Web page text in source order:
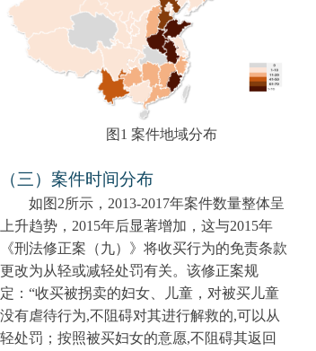
图 1 案件地域分布
（三）案件时间分布
如图 2所示，2013-2017年案件数量整体呈
上升趋势，2015年后显著增加，这与2015年
《刑法修正案（九）》将收买行为的免责条款
更改为从轻或减轻处罚有关。该修正案规
定：“收买被拐卖的妇女、儿童 ， 对被买儿童
没有虐待行为,不阻碍对其进行解救的,可以从
轻处罚 ； 按照被买妇女的意愿,不阻碍其返回